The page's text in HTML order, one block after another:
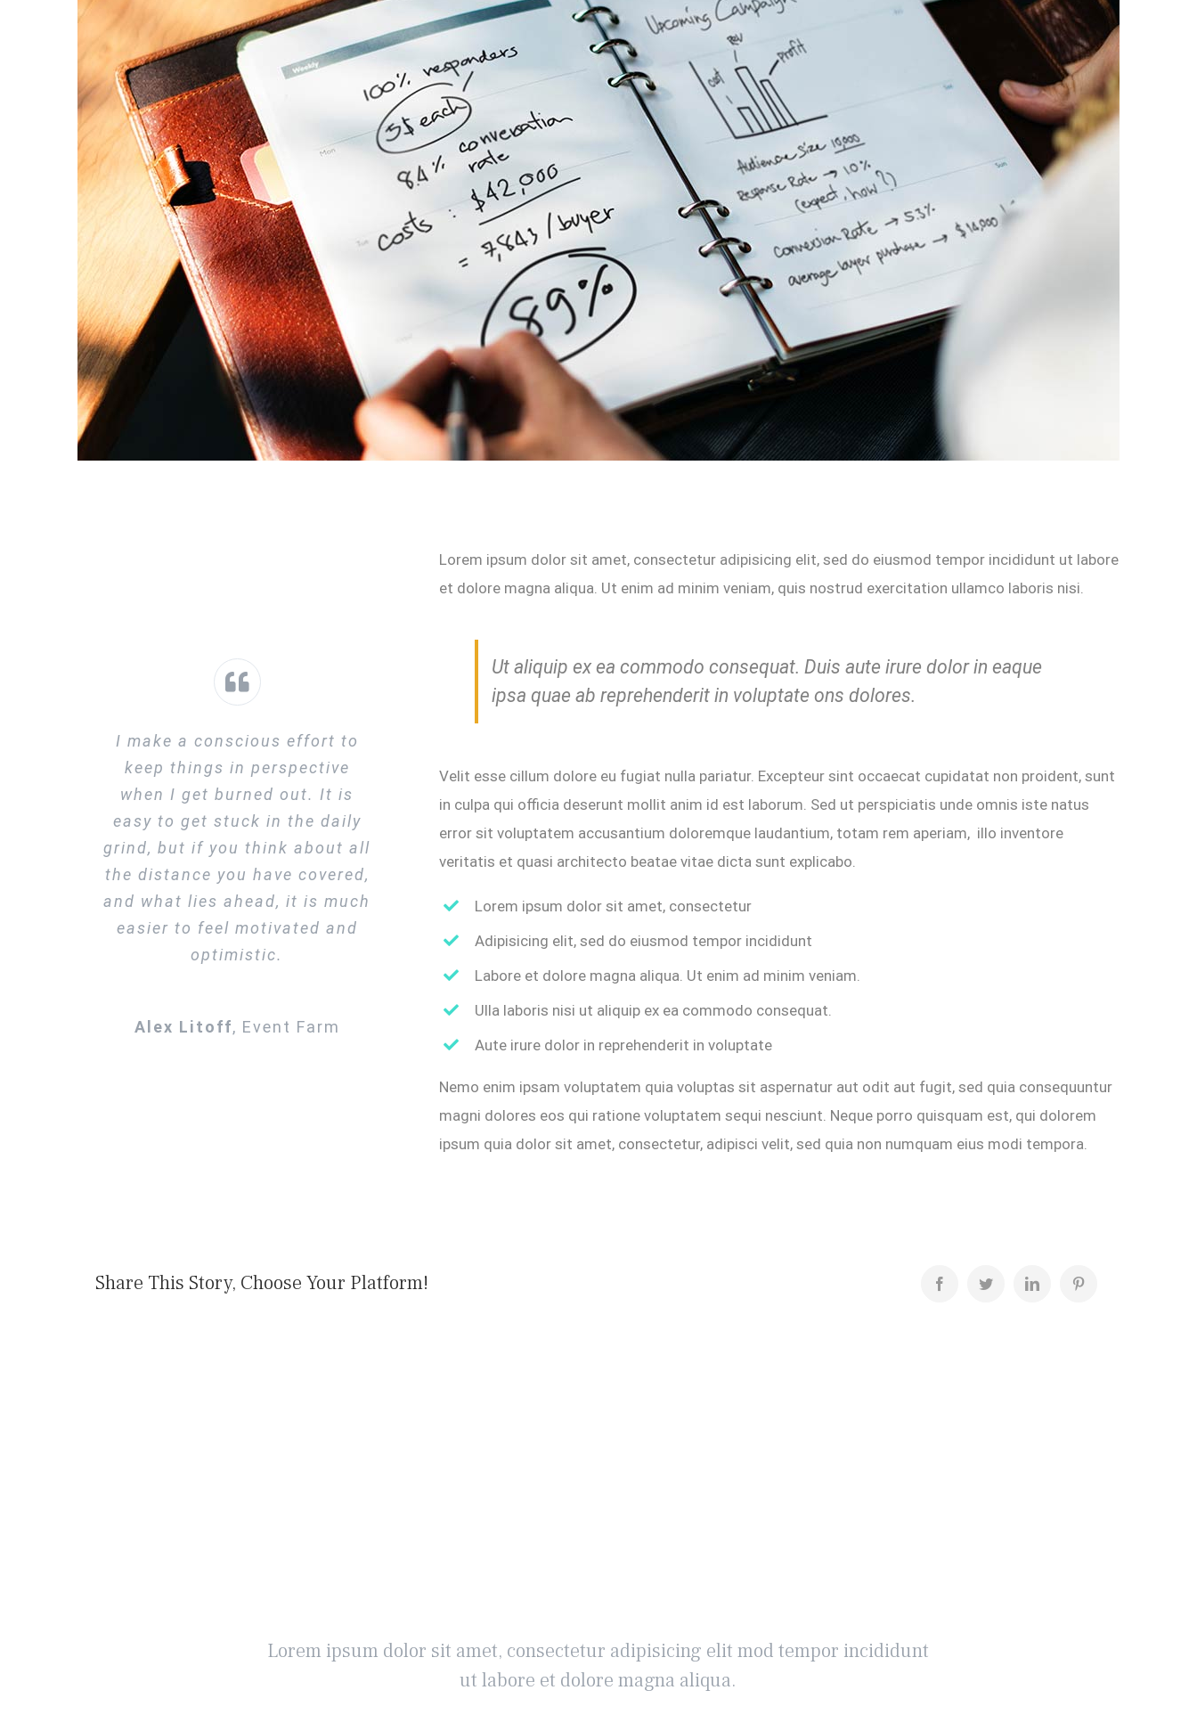
I make a conscious effort to
keep things in perspective
when I get burned out. It is
easy to get stuck in the daily
grind, but if you think about all
the distance you have covered,
and what lies ahead, it is much
easier to feel motivated and
optimistic.
Alex Litoff, Event Farm
Lorem ipsum dolor sit amet, consectetur adipisicing elit, sed do eiusmod tempor incididunt ut labore
et dolore magna aliqua. Ut enim ad minim veniam, quis nostrud exercitation ullamco laboris nisi.
Ut aliquip ex ea commodo consequat. Duis aute irure dolor in eaque
ipsa quae ab reprehenderit in voluptate ons dolores.
Velit esse cillum dolore eu fugiat nulla pariatur. Excepteur sint occaecat cupidatat non proident, sunt
in culpa qui officia deserunt mollit anim id est laborum. Sed ut perspiciatis unde omnis iste natus
error sit voluptatem accusantium doloremque laudantium, totam rem aperiam, illo inventore
veritatis et quasi architecto beatae vitae dicta sunt explicabo.
Lorem ipsum dolor sit amet, consectetur
Adipisicing elit, sed do eiusmod tempor incididunt
Labore et dolore magna aliqua. Ut enim ad minim veniam.
Ulla laboris nisi ut aliquip ex ea commodo consequat.
Aute irure dolor in reprehenderit in voluptate
Nemo enim ipsam voluptatem quia voluptas sit aspernatur aut odit aut fugit, sed quia consequuntur
magni dolores eos qui ratione voluptatem sequi nesciunt. Neque porro quisquam est, qui dolorem
ipsum quia dolor sit amet, consectetur, adipisci velit, sed quia non numquam eius modi tempora.
Share This Story, Choose Your Platform!
Lorem ipsum dolor sit amet, consectetur adipisicing elit mod tempor incididunt
ut labore et dolore magna aliqua.